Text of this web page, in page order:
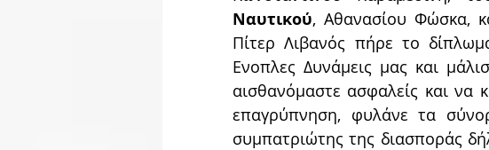
Ναυτικού, Αθανασίου Φώσκα,
Πίτερ Λιβανός πήρε το
Ενοπλες Δυνάμεις μας και
αισθανόμαστε ασφαλείς και να
επαγρύπνηση, φυλάνε τα
συμπατριώτης της διασποράς